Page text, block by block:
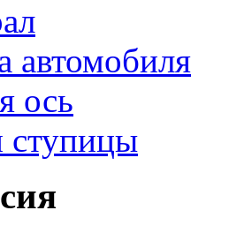
автомобиля
ось
ступицы